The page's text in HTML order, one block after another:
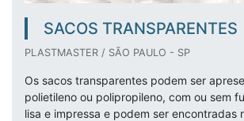
SACOS TRANSPARENTES
PLASTMASTER / SÃO PAULO - SP
Os sacos transparentes podem ser
polietileno ou polipropileno, com ou sem
lisa e impressa e podem ser encontradas